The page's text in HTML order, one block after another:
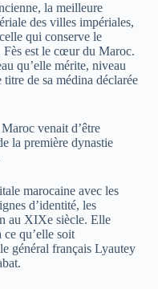
la meilleure
des villes impériales,
qui conserve le
Fès est le cœur du Maroc.
qu’elle mérite, niveau
de sa médina déclarée
venait d’être
la première dynastie
marocaine avec les
d’identité, les
au XIXe siècle. Elle
qu’elle soit
général français Lyautey